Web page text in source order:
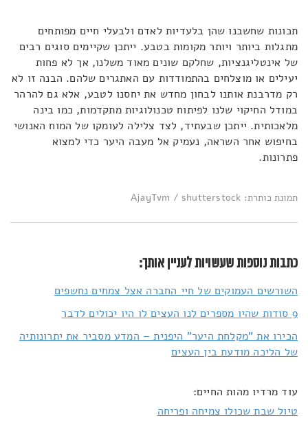
תכונות שחשבנו שהן בלעדיות לאדם ולבעלי חיים מפותחים
מתגלות ביותר ויותר מקומות בטבע. ייתכן שקיימים סוגים רבים
של אינטליגנציות, שחלקם שונים מאוד משלנו, אך לא פחות
יעילים או מוצלחים בהתמודדות עם האתגרים שלהם. הבנה זו לא
רק מדרבנת אותנו לבחון מחדש את יחסנו לטבע, אלא גם להרהר
במודל החיקוי שלנו לפיתוח טכנולוגיות מתקדמות, כמו בינה
מלאכותית. ייתכן שבעתיד, לצד צלילה לעומקו של המוח האנושי
בחיפוש אחר השראה, נעמיק אל מעבה היער כדי למצוא
פתרונות.
תמונת כותרת: AjayTvm / shutterstock
כתבות נוספות שעשויות לעניין אותך:
השורשים העמוקים של חיי החברה אצל צמחים נחשפים
9 סודות שהיו מספרים לנו העצים לו היו יכולים לדבר
הכירו את "מקלחת היער" היפנית – המדע מסביר את יתרונותיה
של הליכה מודעת בין העצים
עוד מרדיו מהות החיים:
טיול שבת שכולו צמיחה ופריחה